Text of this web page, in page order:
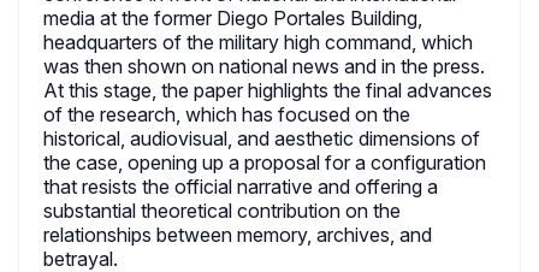
media at the former Diego Portales Building,
headquarters of the military high command, which
was then shown on national news and in the press.
At this stage, the paper highlights the final advances
of the research, which has focused on the
historical, audiovisual, and aesthetic dimensions of
the case, opening up a proposal for a configuration
that resists the official narrative and offering a
substantial theoretical contribution on the
relationships between memory, archives, and
betrayal.